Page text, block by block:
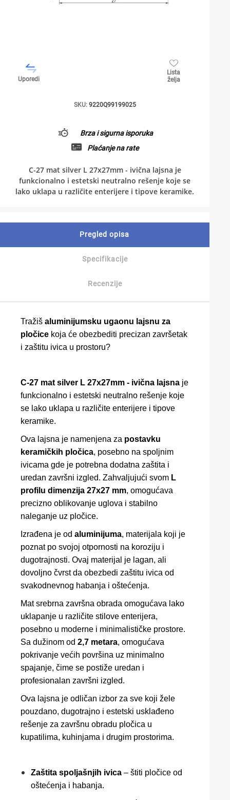
Uporedi
Lista
želja
SKU: 9220Q99199025
Brza i sigurna isporuka
Plaćanje na rate
C-27 mat silver L 27x27mm - ivična lajsna je
funkcionalno i estetski neutralno rešenje koje se
lako uklapa u različite enterijere i tipove keramike.
Pregled opisa
Specifikacije
Recenzije
Tražiš aluminijumsku ugaonu lajsnu za
pločice koja će obezbediti precizan završetak
i zaštitu ivica u prostoru?
C-27 mat silver L 27x27mm - ivična lajsna je
funkcionalno i estetski neutralno rešenje koje
se lako uklapa u različite enterijere i tipove
keramike.
Ova lajsna je namenjena za postavku
keramičkih pločica, posebno na spoljnim
ivicama gde je potrebna dodatna zaštita i
uredan završni izgled. Zahvaljujući svom L
profilu dimenzija 27x27 mm, omogućava
precizno oblikovanje uglova i stabilno
naleganje uz pločice.
Izrađena je od aluminijuma, materijala koji je
poznat po svojoj otpornosti na koroziju i
dugotrajnosti. Ovaj materijal je lagan, ali
dovoljno čvrst da obezbedi zaštitu ivica od
svakodnevnog habanja i oštećenja.
Mat srebrna završna obrada omogućava lako
uklapanje u različite stilove enterijera,
posebno u moderne i minimalističke prostore.
Sa dužinom od 2,7 metara, omogućava
pokrivanje većih površina uz minimalno
spajanje, čime se postiže uredan i
profesionalan završni izgled.
Ova lajsna je odličan izbor za sve koji žele
pouzdano, dugotrajno i estetski usklađeno
rešenje za završnu obradu pločica u
kupatilima, kuhinjama i drugim prostorima.
Zaštita spoljašnjih ivica – štiti pločice od
oštećenja i habanja.